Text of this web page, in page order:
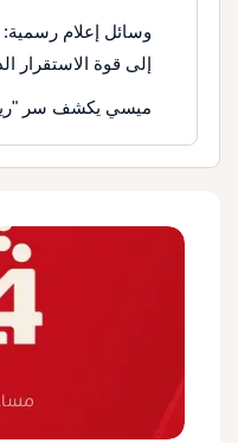
وسائل إعلام رسمية:
إلى قوة الاستقرار
ميسي يكشف سر